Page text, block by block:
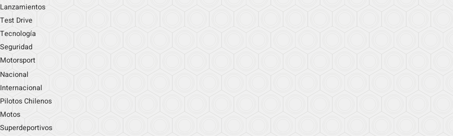
Lanzamientos
Test Drive
Tecnología
Seguridad
Motorsport
Nacional
Internacional
Pilotos Chilenos
Motos
Superdeportivos